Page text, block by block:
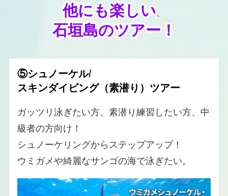
他にも楽しい、
石垣島のツアー！
⑤シュノーケル/
スキンダイビング（素潜り）ツアー
ガッツリ泳ぎたい方、素潜り練習したい方、中
級者の方向け！
シュノーケリングからステップアップ！
ウミガメや綺麗なサンゴの海で泳ぎたい。